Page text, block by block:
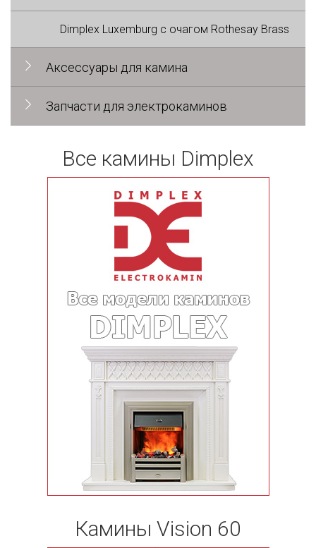
Dimplex Luxemburg с очагом Rothesay Brass
Аксессуары для камина
Запчасти для электрокаминов
Все камины Dimplex
Камины Vision 60